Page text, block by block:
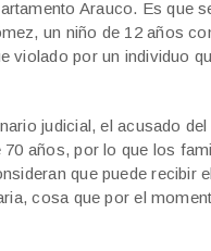
Arauco. Es que
un niño de 12 años
violado por un individuo
judicial, el acusado
70 años, por lo que los
que puede recibir
cosa que por el